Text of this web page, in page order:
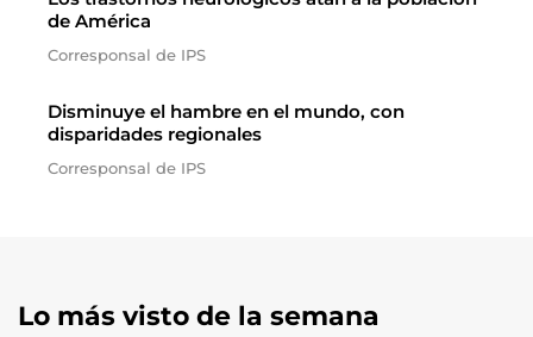
de América
Corresponsal de IPS
Disminuye el hambre en el mundo, con
disparidades regionales
Corresponsal de IPS
Lo más visto de la semana